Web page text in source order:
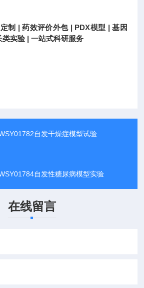
制 | 药效评价外包 | PDX模型 | 基因
实验 | 一站式科研服务
自发干燥症模型试验
自发性糖尿病模型实验
在线留言